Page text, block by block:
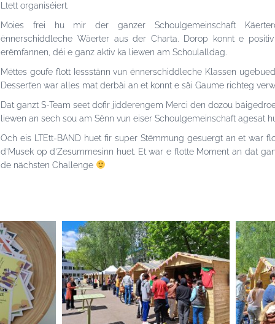
Ltett organiséiert.
Moies frei hu mir der ganzer Schoulgemeinschaft
ënnerschiddleche Wäerter aus der Charta. Dorop konnt e
erëmfannen, déi e ganz aktiv ka liewen am Schoulalldag.
Mëttes goufe flott Iessstänn vun ënnerschiddleche Klassen
Dessert’en war alles mat derbäi an et konnt e säi Gaume richteg
Dat ganzt S-Team seet dofir jidderengem Merci den dozou
liewen an sech sou am Sënn vun eiser Schoulgemeinschaft agesat
Och eis LTEtt-BAND huet fir super Stëmmung gesuergt an et war
d’Musek op d’Zesummesinn huet. Et war e flotte Moment an dat
de nächsten Challenge